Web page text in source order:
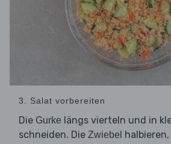
3. Salat vorbereiten
Die Gurke längs vierteln und in
schneiden. Die Zwiebel